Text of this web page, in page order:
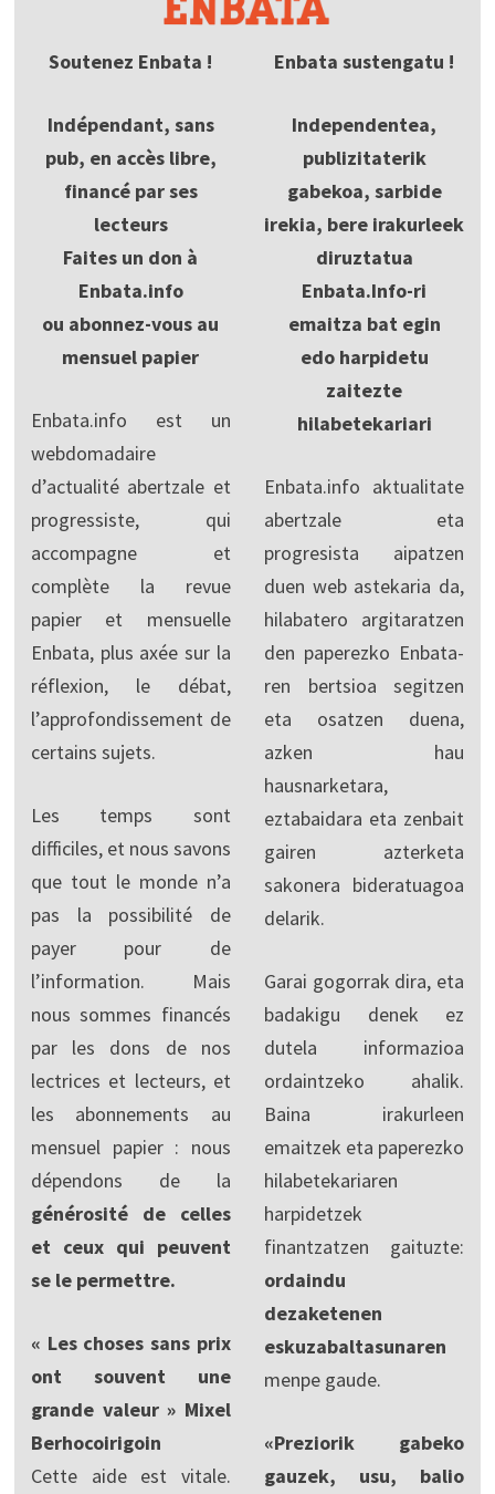
Soutenez Enbata !
Indépendant, sans
pub, en accès libre,
financé par ses
lecteurs
Faites un don à
Enbata.info
ou abonnez-vous au
mensuel papier
Enbata.info est un
webdomadaire
d’actualité abertzale et
progressiste, qui
accompagne et
complète la revue
papier et mensuelle
Enbata, plus axée sur la
réflexion, le débat,
l’approfondissement de
certains sujets.
Les temps sont
difficiles, et nous savons
que tout le monde n’a
pas la possibilité de
payer pour de
l’information. Mais
nous sommes financés
par les dons de nos
lectrices et lecteurs, et
les abonnements au
mensuel papier : nous
dépendons de la
générosité de celles
et ceux qui peuvent
se le permettre.
« Les choses sans prix
ont souvent une
grande valeur » Mixel
Berhocoirigoin
Cette aide est vitale.
Enbata sustengatu !
Independentea,
publizitaterik
gabekoa, sarbide
irekia, bere irakurleek
diruztatua
Enbata.Info-ri
emaitza bat egin
edo harpidetu
zaitezte
hilabetekariari
Enbata.info aktualitate
abertzale eta
progresista aipatzen
duen web astekaria da,
hilabatero argitaratzen
den paperezko Enbata-
ren bertsioa segitzen
eta osatzen duena,
azken hau
hausnarketara,
eztabaidara eta zenbait
gairen azterketa
sakonera bideratuagoa
delarik.
Garai gogorrak dira, eta
badakigu denek ez
dutela informazioa
ordaintzeko ahalik.
Baina irakurleen
emaitzek eta paperezko
hilabetekariaren
harpidetzek
finantzatzen gaituzte:
ordaindu
dezaketenen
eskuzabaltasunaren
menpe gaude.
«Preziorik gabeko
gauzek, usu, balio